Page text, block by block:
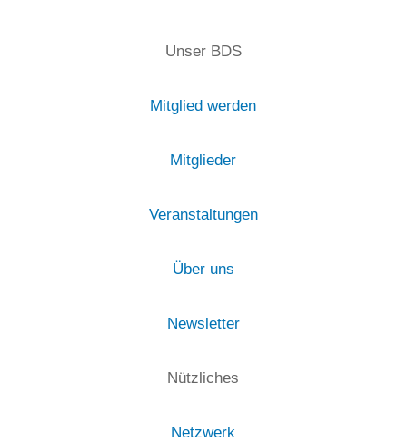
Unser BDS
Mitglied werden
Mitglieder
Veranstaltungen
Über uns
Newsletter
Nützliches
Netzwerk